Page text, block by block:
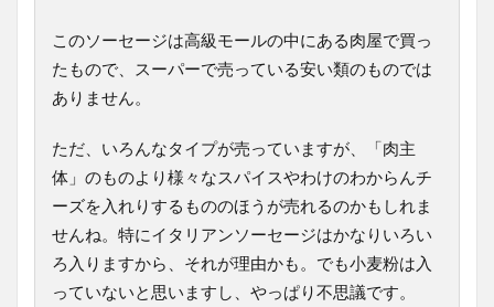
このソーセージは高級モールの中にある肉屋で買っ
たもので、スーパーで売っている安い類のものでは
ありません。
ただ、いろんなタイプが売っていますが、「肉主
体」のものより様々なスパイスやわけのわからんチ
ーズを入れりするもののほうが売れるのかもしれま
せんね。特にイタリアンソーセージはかなりいろい
ろ入りますから、それが理由かも。でも小麦粉は入
っていないと思いますし、やっぱり不思議です。